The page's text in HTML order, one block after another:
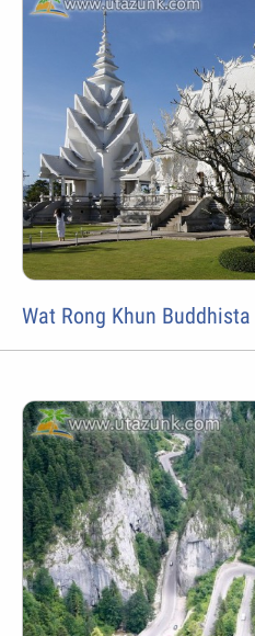
Wat Rong Khun